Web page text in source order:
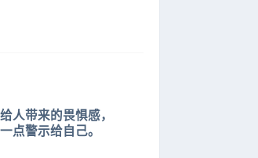
人带来的畏惧感，
点警示给自己。